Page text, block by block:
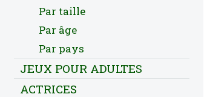
Par taille
Par âge
Par pays
JEUX POUR ADULTES
ACTRICES